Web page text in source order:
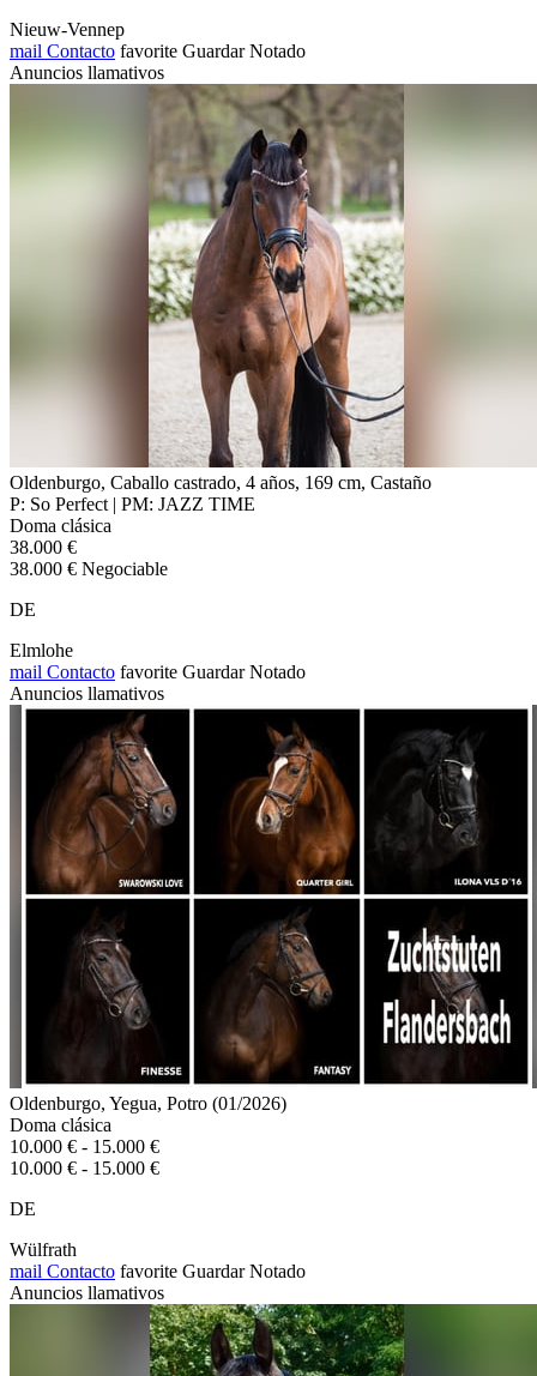
Nieuw-Vennep
mail Contacto favorite Guardar Notado
Anuncios llamativos
Oldenburgo, Caballo castrado, 4 años, 169 cm, Castaño
P: So Perfect | PM: JAZZ TIME
Doma clásica
38.000 €
38.000 € Negociable
DE
Elmlohe
mail Contacto favorite Guardar Notado
Anuncios llamativos
Oldenburgo, Yegua, Potro (01/2026)
Doma clásica
10.000 € - 15.000 €
10.000 € - 15.000 €
DE
Wülfrath
mail Contacto favorite Guardar Notado
Anuncios llamativos